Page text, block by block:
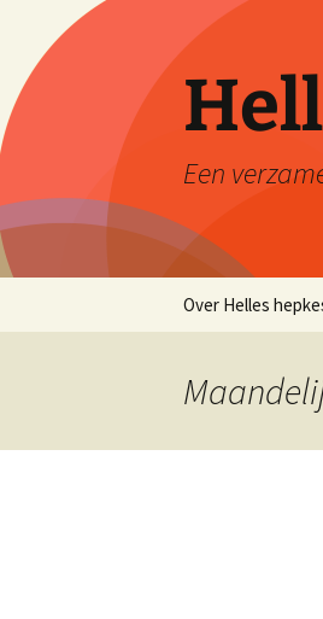
inhoud
Een
Over Helles